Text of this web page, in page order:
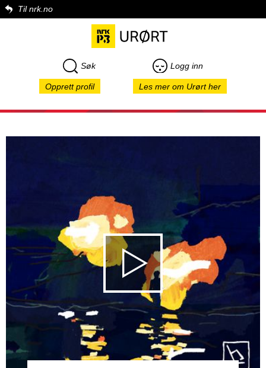
Til nrk.no
Søk Logg inn
Opprett profil Les mer om Urørt her